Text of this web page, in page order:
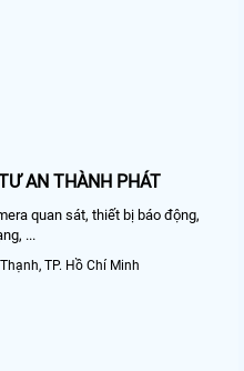
AN THÀNH PHÁT
quan sát, thiết bị báo động,
...
TP. Hồ Chí Minh